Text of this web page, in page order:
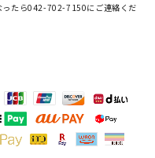
ったら042-702-7150にご連絡くだ